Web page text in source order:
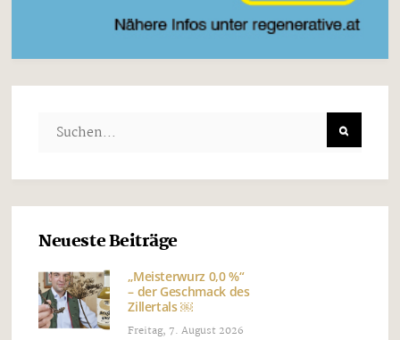
Neueste Beiträge
„Meisterwurz 0,0 %“
– der Geschmack des
Zillertals ￼
Freitag, 7. August 2026